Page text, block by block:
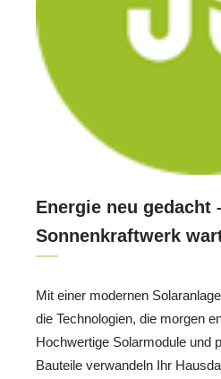
Energie neu gedacht
Sonnenkraftwerk
Mit einer modernen
die Technologien, die morgen
Hochwertige Solarmodule und
Bauteile verwandeln Ihr